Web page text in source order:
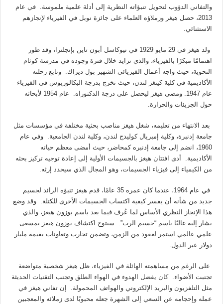
والتفاني الدؤوب لتحويل تنبؤاته النظرية إلى أدلة علمية ملموسة. في عام
2013، حصل هيغز وزملاؤه العلماء على جائزة نوبل في الفيزياء لإنجازهم
الاستثنائي.
ولد هيغز في 29 مايو 1929 في نيوكاسل أبون تاين بإنجلترا، وقد طور
اهتمامًا مبكرًا بالفيزياء، والذي تزايد خلال فترة وجوده في مدرسة كوثام
النحوية، حيث واجه أعمال الفيزيائي الشهير بول ديراك. وتابع رحلته
الأكاديمية في كلية كينغز لندن، حيث تخرج بدرجة البكالوريوس في الفيزياء
عام 1947. ومضى هيغز ليحصل على درجة الدكتوراه. عام 1954 لأبحاثه
حول الجزيئات والحرارة.
بعد الانتهاء من تعليمه، شغل هيغز مناصب بحثية مختلفة في مؤسسات مثل
جامعة إدنبرة، وكلية إمبريال كوليدج لندن، وكلية لندن الجامعية. وفي عام
1960، انضم إلى جامعة إدنبره كمحاضر، حيث أمضى معظم حياته
الأكاديمية. أدى افتتان هيغز بالجسيمات الأولية إلى إعادة توجيه تركيز بحثه
من الكيمياء إلى فيزياء الجسيمات، وهو المجال الذي سيحدد إرثه.
في عام 1964، عندما كان عمره 35 عامًا، قدم هيغز تنبؤه الرائد لجسيم
جديد من شأنه أن يفسر كيفية اكتساب الجسيمات الأخرى للكتلة. وقد وضع
هذا الإنجاز النظري الأساس لما عُرف فيما بعد باسم بوزون هيغز، والذي
يشار إليه غالبًا باسم “جسيم الرب”. سيتوج اكتشاف بوزون هيغز بمسعى
علمي عالمي استمر لعقود من الزمن، وتضمن تجارب وتعاونات بقيمة مليار
دولار عبر الدول.
على الرغم من مساهمته الهائلة في الفيزياء، ظل هيغز شخصية متواضعة
تجنبت الأضواء. كان يفضل الهدوء في الهواء الطلق وتجنب التقنيات الحديثة
مثل التلفزيون والبريد الإلكتروني والهواتف المحمولة. إن تفاني هيغز في
عمله وإحجامه عن السعي إلى الشهرة جعله محبوبًا لدى زملائه والمعجبين